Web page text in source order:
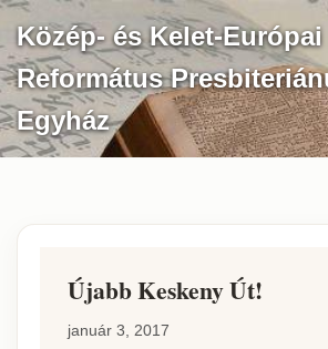
Skip
to
content
Közép- és Kelet-Európai
Református
Egyház
Újabb Keskeny Út!
január 3, 2017